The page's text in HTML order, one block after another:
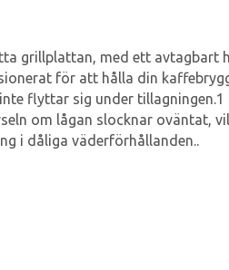
grillplattan, med ett avtagbart
för att hålla din
flyttar sig under tillagningen.1
om lågan slocknar oväntat,
i dåliga väderförhållanden..